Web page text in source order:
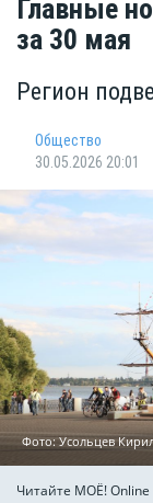
Главные
за 30 мая
Регион
Общество
30.05.2026 20:01
Фото: Усольцев
Читайте МОЁ! Online